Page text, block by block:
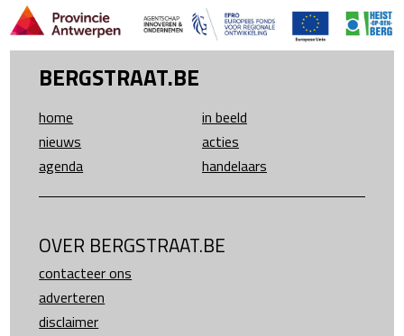
BERGSTRAAT.BE
home
in beeld
nieuws
acties
agenda
handelaars
OVER BERGSTRAAT.BE
contacteer ons
adverteren
disclaimer